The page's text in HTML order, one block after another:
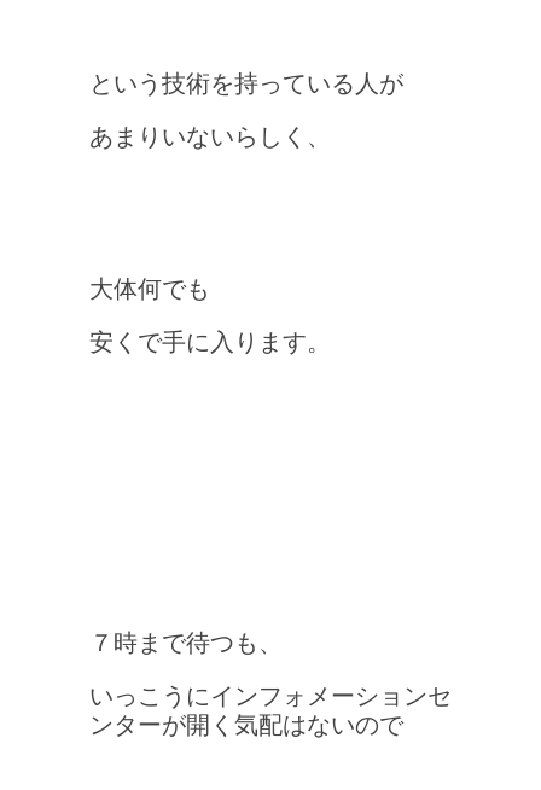
という技術を持っている人が
あまりいないらしく、
大体何でも
安くで手に入ります。
７時まで待つも、
いっこうにインフォメーションセ
ンターが開く気配はないので